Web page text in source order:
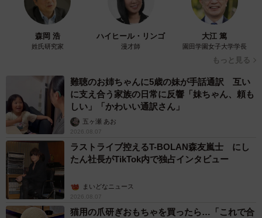
【女性・年代別】セカンドパートナーがいて良かったこと（提供画像）
一方、女性の年代別では、「オープンにデートができる」
（26.0％）が20代で最も多くなったほか、「既婚者同士で
いろいろな話ができる」の割合は年代が上がるにつれて高
くなり、50代が37.5％で最も多くなりました。
婚外恋愛の一番の目的（提供画像）
森岡 浩
姓氏研究家
ハイヒール・リンゴ
漫才師
大江 篤
園田学園女子大学学長
もっと見る
難聴のお姉ちゃんに5歳の妹が手話通訳 互い
に支え合う家族の日常に反響「妹ちゃん、頼も
しい」「かわいい通訳さん」
五ヶ瀬 あお
2026.08.07
ラストライブ控えるT-BOLAN森友嵐士 にし
たん社長がTikTok内で独占インタビュー
まいどなニュース
2026.08.07
猫用の爪研ぎおもちゃを買ったら…「これで合